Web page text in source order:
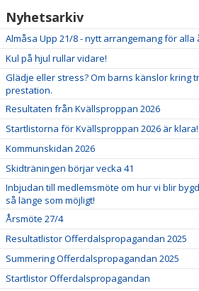
TÄVLINGSKALENDER
Nyhetsarkiv
Almåsa Upp 21/8 - nytt arrangemang för alla
Kul på hjul rullar vidare!
Glädje eller stress? Om barns känslor kring
prestation.
Resultaten från Kvällsproppan 2026
Startlistorna för Kvällsproppan 2026 är klara!
Kommunskidan 2026
Skidträningen börjar vecka 41
Inbjudan till medlemsmöte om hur vi blir
så länge som möjligt!
Årsmöte 27/4
Resultatlistor Offerdalspropagandan 2025
Summering Offerdalspropagandan 2025
Startlistor Offerdalspropagandan